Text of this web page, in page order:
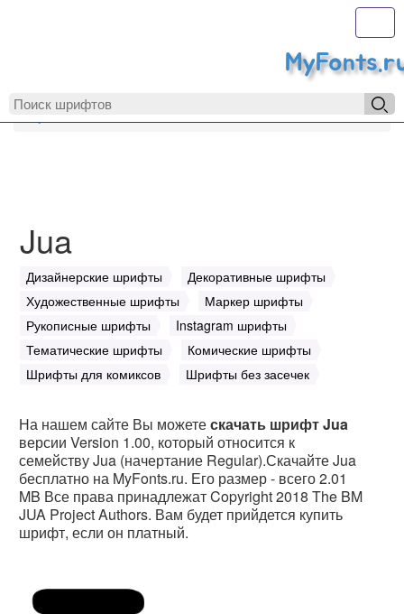
MyFonts.ru
Jua
Дизайнерские шрифты
Декоративные шрифты
Художественные шрифты
Маркер шрифты
Рукописные шрифты
Instagram шрифты
Тематические шрифты
Комические шрифты
Шрифты для комиксов
Шрифты без засечек
На нашем сайте Вы можетескачать шрифт Jua
версии Version 1.00, который относится к
семейству Jua (начертание Regular).Скачайте Jua
бесплатно на MyFonts.ru. Его размер - всего 2.01
MB Все права принадлежат Copyright 2018 The BM
JUA Project Authors. Вам будет прийдется купить
шрифт, если он платный.